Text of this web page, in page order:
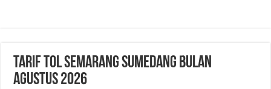
Tarif Tol Semarang Sumedang Bulan
Agustus 2026